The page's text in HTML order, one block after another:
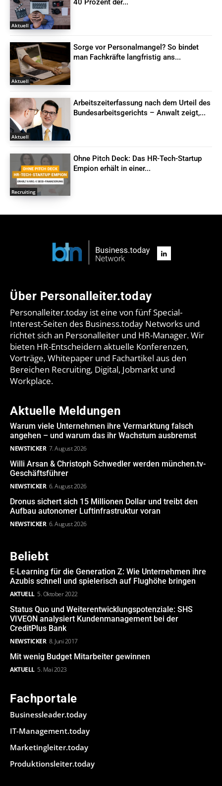
Aktuell
40 Prozent der...
Aktuell
Sorge vor Personalmangel? So bindet
man Fachkräfte langfristig ans...
Aktuell
Arbeitszeiterfassung nach dem Urteil des
Bundesarbeitsgerichts – Anwalt zeigt,...
Recruiting
Ohne Pitch Deck: Das HR-Tech-Startup
Empion erhält in einer...
Über Personalleiter.today
Personalleiter.today ist eine von fünf Special-
Interest-Seiten des Business.today Networks und
richtet sich an Personalleiter und HR-Manager. Wir
bieten HR-Entscheidern aktuelle Konferenzen,
Vorträge, Whitepaper und Fachartikel aus den
Bereichen Recruiting, Digital, Jobmarkt und
Workplace.
Aktuelle Meldungen
Warum viele Unternehmen ihre Vermarktung falsch
angehen – und warum das ihr Wachstum ausbremst
NEWSTICKER 7. August 2026
Willi Arsan & Christoph Schwedler werden münchen.tv-
Geschäftsführer
NEWSTICKER 6. August 2026
Dronus sichert sich 15 Millionen Dollar und treibt den
Aufbau autonomer Luftinfrastruktur voran
NEWSTICKER 6. August 2026
Beliebt
E-Learning für die Generation Z: Wie Unternehmen ihre
Azubis schnell und spielerisch auf Flughöhe bringen
AKTUELL 5. Oktober 2022
Status Quo und Weiterentwicklungspotenziale: SHS
VIVEON analysiert Kundenmanagement bei der
CreditPlus Bank
NEWSTICKER 8. Juni 2017
Mit wenig Budget Mitarbeiter gewinnen
AKTUELL 5. Mai 2023
Fachportale
Businessleader.today
IT-Management.today
Marketingleiter.today
Produktionsleiter.today